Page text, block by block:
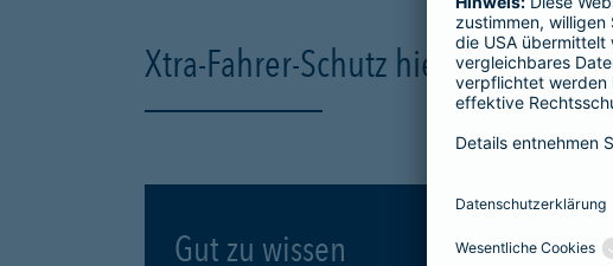
Xtra-Fahrer-Schutz hier online
Gut zu wissen